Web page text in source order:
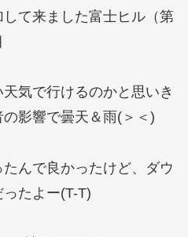
て来ました富士ヒル（第
気で行けるのかと思いき
影響で曇天＆雨(＞＜)
たんで良かったけど、ダウ
たよー(T-T)